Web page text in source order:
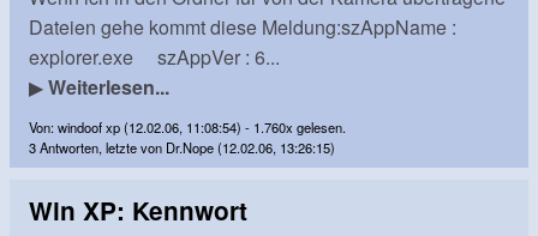
Dateien gehe kommt diese Meldung:szAppName :
explorer.exe szAppVer : 6...
▶Weiterlesen...
Von: windoof xp (12.02.06, 11:08:54) - 1.760x gelesen.
3 Antworten, letzte von Dr.Nope (12.02.06, 13:26:15)
Win XP: Kennwort